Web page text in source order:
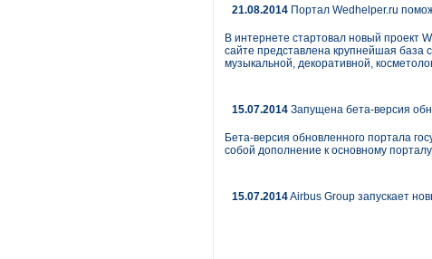
21.08.2014 Портал Wedhelper.ru
В интернете стартовал новый проект
сайте представлена крупнейшая база
музыкальной, декоративной,
15.07.2014 Запущена бета-версия
Бета-версия обновленного портала
собой дополнение к основному
15.07.2014Airbus Group запускает